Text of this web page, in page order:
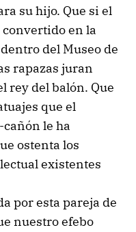
su hijo. Que si el
en la
del Museo de
rapazas juran
rey del balón. Que
que el
le ha
ostenta los
existentes
por esta pareja de
nuestro efebo